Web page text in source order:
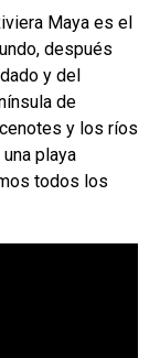
Maya es el
después
y del
de
y los ríos
playa
todos los